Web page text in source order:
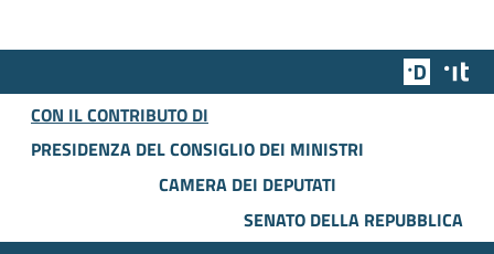
Team
CON IL CONTRIBUTO DI
PRESIDENZA DEL CONSIGLIO DEI MINISTRI
CAMERA DEI DEPUTATI
SENATO DELLA REPUBBLICA